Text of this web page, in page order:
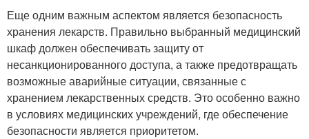
Еще одним важным аспектом является безопасность
хранения лекарств. Правильно выбранный медицинский
шкаф должен обеспечивать защиту от
несанкционированного доступа, а также предотвращать
возможные аварийные ситуации, связанные с
хранением лекарственных средств. Это особенно важно
в условиях медицинских учреждений, где обеспечение
безопасности является приоритетом.